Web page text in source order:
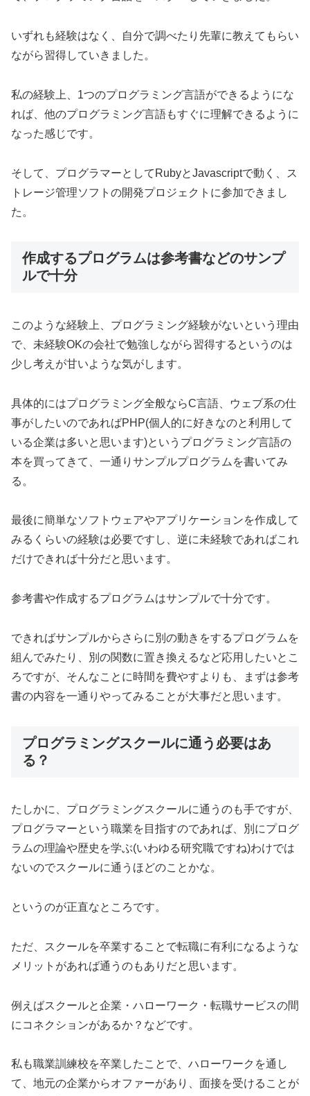
いずれも経験はなく、自分で調べたり先輩に教えてもらい
ながら習得していきました。
私の経験上、1つのプログラミング言語ができるようにな
れば、他のプログラミング言語もすぐに理解できるように
なった感じです。
そして、プログラマーとしてRubyとJavascriptで動く、ス
トレージ管理ソフトの開発プロジェクトに参加できまし
た。
作成するプログラムは参考書などのサンプ
ルで十分
このような経験上、プログラミング経験がないという理由
で、未経験OKの会社で勉強しながら習得するというのは
少し考えが甘いような気がします。
具体的にはプログラミング全般ならC言語、ウェブ系の仕
事がしたいのであればPHP(個人的に好きなのと利用して
いる企業は多いと思います)というプログラミング言語の
本を買ってきて、一通りサンプルプログラムを書いてみ
る。
最後に簡単なソフトウェアやアプリケーションを作成して
みるくらいの経験は必要ですし、逆に未経験であればこれ
だけできれば十分だと思います。
参考書や作成するプログラムはサンプルで十分です。
できればサンプルからさらに別の動きをするプログラムを
組んでみたり、別の関数に置き換えるなど応用したいとこ
ろですが、そんなことに時間を費やすよりも、まずは参考
書の内容を一通りやってみることが大事だと思います。
プログラミングスクールに通う必要はあ
る？
たしかに、プログラミングスクールに通うのも手ですが、
プログラマーという職業を目指すのであれば、別にプログ
ラムの理論や歴史を学ぶ(いわゆる研究職ですね)わけでは
ないのでスクールに通うほどのことかな。
というのが正直なところです。
ただ、スクールを卒業することで転職に有利になるような
メリットがあれば通うのもありだと思います。
例えばスクールと企業・ハローワーク・転職サービスの間
にコネクションがあるか？などです。
私も職業訓練校を卒業したことで、ハローワークを通し
て、地元の企業からオファーがあり、面接を受けることが